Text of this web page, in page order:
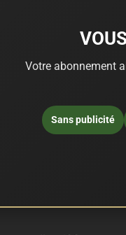
Votre abonnement
Sans publicité